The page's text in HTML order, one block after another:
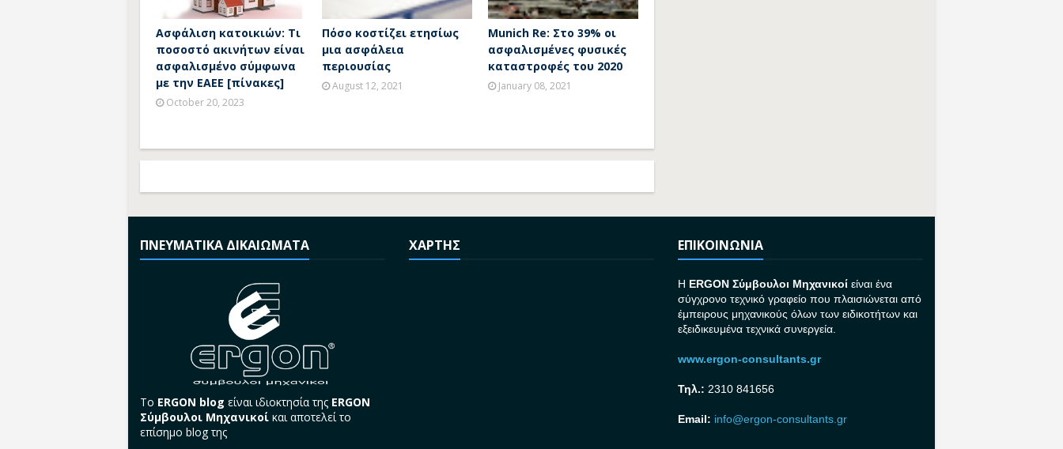
Ασφάλιση κατοικιών: Τι
ποσοστό ακινήτων είναι
ασφαλισμένο σύμφωνα
με την ΕΑΕΕ [πίνακες]
October 20, 2023
Πόσο κοστίζει ετησίως
μια ασφάλεια
περιουσίας
August 12, 2021
Munich Re: Στο 39% οι
ασφαλισμένες φυσικές
καταστροφές του 2020
January 08, 2021
ΠΝΕΥΜΑΤΙΚΑ ΔΙΚΑΙΩΜΑΤΑ
Το ERGON blog είναι ιδιοκτησία της ERGON
Σύμβουλοι Μηχανικοί και αποτελεί το
επίσημο blog της
ΧΑΡΤΗΣ ΕΠΙΚΟΙΝΩΝΙΑ
H ERGON Σύμβουλοι Μηχανικοί είναι ένα
σύγχρονο τεχνικό γραφείο που πλαισιώνεται από
έμπειρους μηχανικούς όλων των ειδικοτήτων και
εξειδικευμένα τεχνικά συνεργεία.
www.ergon-consultants.gr
Τηλ.: 2310 841656
Email: info@ergon-consultants.gr